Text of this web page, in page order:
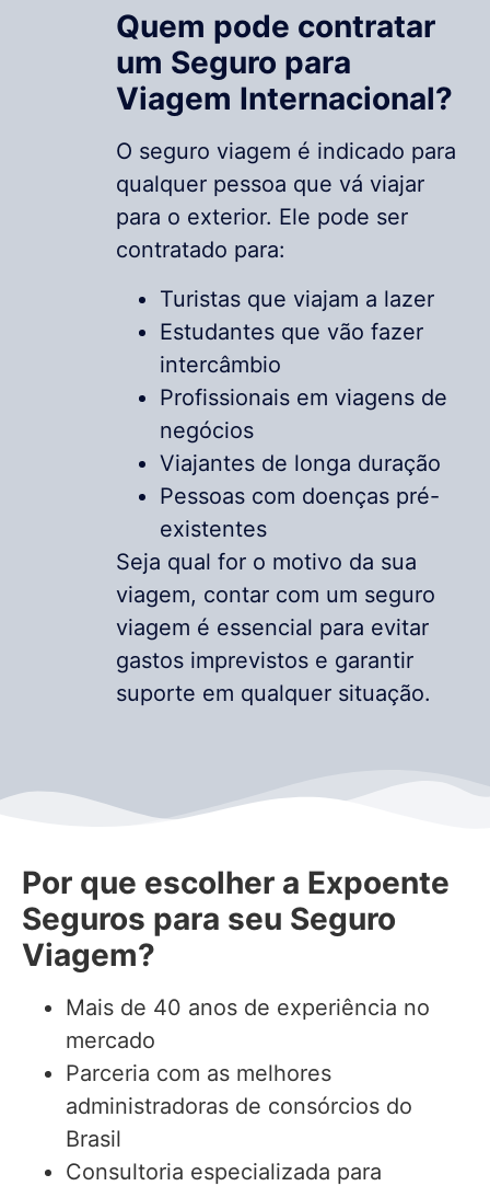
Quem pode contratar
um Seguro para
Viagem Internacional?
O seguro viagem é indicado para
qualquer pessoa que vá viajar
para o exterior. Ele pode ser
contratado para:
Turistas que viajam a lazer
Estudantes que vão fazer
intercâmbio
Profissionais em viagens de
negócios
Viajantes de longa duração
Pessoas com doenças pré-
existentes
Seja qual for o motivo da sua
viagem, contar com um seguro
viagem é essencial para evitar
gastos imprevistos e garantir
suporte em qualquer situação.
Por que escolher a Expoente
Seguros para seu Seguro
Viagem?
Mais de 40 anos de experiência no
mercado
Parceria com as melhores
administradoras de consórcios do
Brasil
Consultoria especializada para